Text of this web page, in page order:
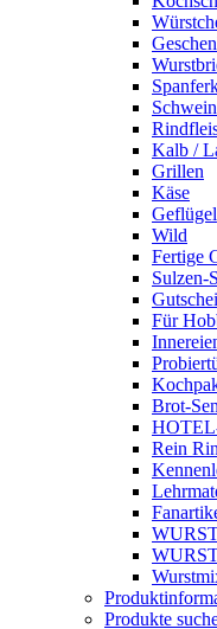
Kalb /
Grillen
Käse
Geflügel
Wild
Fertige
Sulzen-
Für
Brot-
Rein
Produkte